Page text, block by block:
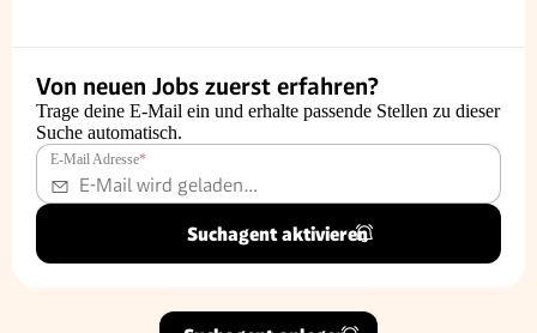
Von neuen Jobs zuerst erfahren?
Trage deine E-Mail ein und erhalte passende Stellen zu dieser
Suche automatisch.
E-Mail Adresse*
Suchagent aktivieren